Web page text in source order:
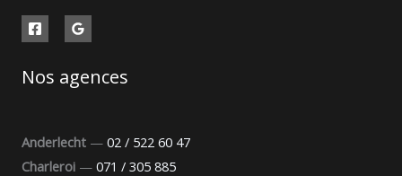
Nos agences
Anderlecht — 02 / 522 60 47
Charleroi — 071 / 305 885